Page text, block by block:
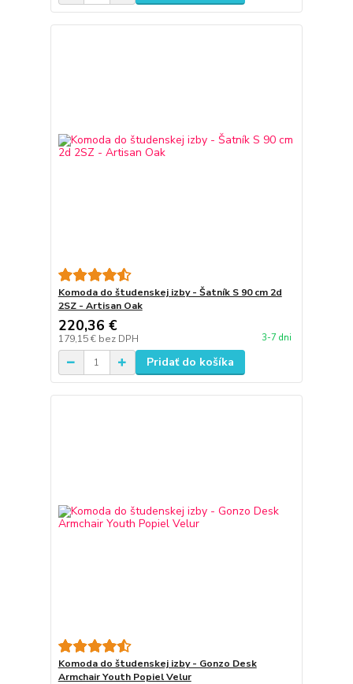
Komoda do študenskej izby - Šatník S 90 cm 2d
2SZ - Artisan Oak
220,36 €
179,15 € bez DPH 3-7 dni
Pridať do košíka
Komoda do študenskej izby - Gonzo Desk
Armchair Youth Popiel Velur